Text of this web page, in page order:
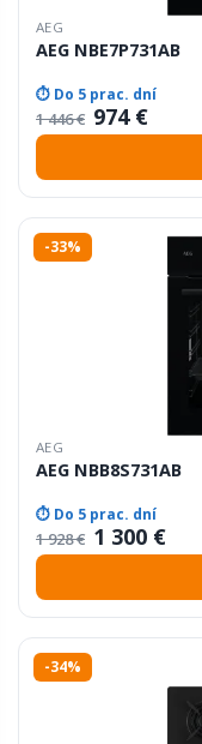
AEG
AEG NBE7P731AB
⏱ Do 5 prac. dní
1 446 € 974 €
-33%
AEG
AEG NBB8S731AB
⏱ Do 5 prac. dní
1 928 € 1 300 €
-34%